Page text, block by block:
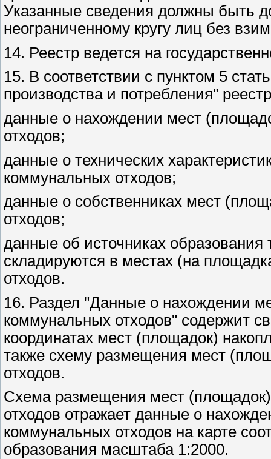
Указанные сведения должны быть
неограниченному кругу лиц без
14. Реестр ведется на
15. В соответствии с пунктом 5
производства и потребления"
данные о нахождении мест
отходов;
данные о технических
коммунальных отходов;
данные о собственниках мест
отходов;
данные об источниках
складируются в местах (на
отходов.
16. Раздел "Данные о нахождении
коммунальных отходов" содержит
координатах мест (площадок)
также схему размещения мест
отходов.
Схема размещения мест
отходов отражает данные о
коммунальных отходов на карте
образования масштаба 1:2000.